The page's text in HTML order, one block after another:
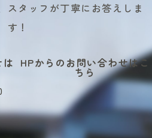
スタッフが丁寧にお答えしま
す！
HPからのお問い合わせはこ
ちら